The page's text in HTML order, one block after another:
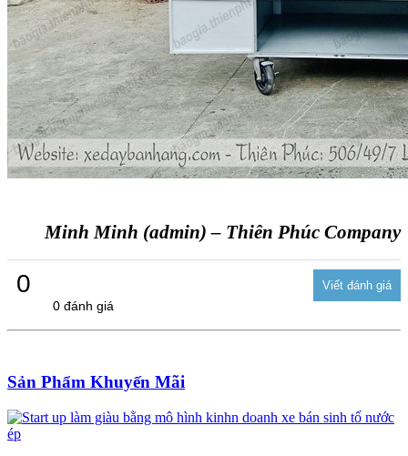
Minh Minh (admin) – Thiên Phúc Company
0
0 đánh giá
Sản Phẩm Khuyến Mãi